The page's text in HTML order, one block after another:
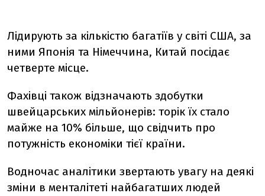
Лідирують за кількістю багатіїв у світі США, за
ними Японія та Німеччина, Китай посідає
четверте місце.
Фахівці також відзначають здобутки
швейцарських мільйонерів: торік їх стало
майже на 10% більше, що свідчить про
потужність економіки тієї країни.
Водночас аналітики звертають увагу на деякі
зміни в менталітеті найбагатших людей